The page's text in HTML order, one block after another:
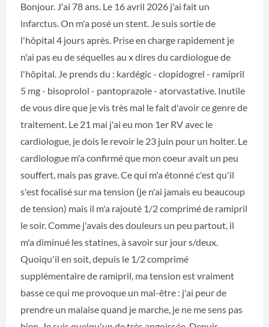
Bonjour. J'ai 78 ans. Le 16 avril 2026 j'ai fait un
infarctus. On m'a posé un stent. Je suis sortie de
l'hôpital 4 jours après. Prise en charge rapidement je
n'ai pas eu de séquelles au x dires du cardiologue de
l'hôpital. Je prends du : kardégic - clopidogrel - ramipril
5 mg - bisoprolol - pantoprazole - atorvastative. Inutile
de vous dire que je vis très mal le fait d'avoir ce genre de
traitement. Le 21 mai j'ai eu mon 1er RV avec le
cardiologue, je dois le revoir le 23 juin pour un holter. Le
cardiologue m'a confirmé que mon coeur avait un peu
souffert, mais pas grave. Ce qui m'a étonné c'est qu'il
s'est focalisé sur ma tension (je n'ai jamais eu beaucoup
de tension) mais il m'a rajouté 1/2 comprimé de ramipril
le soir. Comme j'avais des douleurs un peu partout, il
m'a diminué les statines, à savoir sur jour s/deux.
Quoiqu'il en soit, depuis le 1/2 comprimé
supplémentaire de ramipril, ma tension est vraiment
basse ce qui me provoque un mal-être : j'ai peur de
prendre un malaise quand je marche, je ne me sens pas